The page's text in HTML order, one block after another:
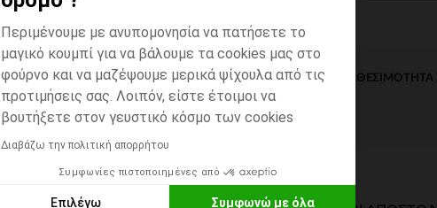
Περιμένουμε με ανυπομονησία να πατήσετε το
μαγικό κουμπί για να βάλουμε τα cookies μας στο
φούρνο και να μαζέψουμε μερικά ψίχουλα από τις
προτιμήσεις σας. Λοιπόν, είστε έτοιμοι να
βουτήξετε στον γευστικό κόσμο των cookies
Διαβάζω την πολιτική απορρήτου
Συμφωνίες πιστοποιημένες από
Επιλέγω Συμφωνώ με όλα
ΆΜΕΣΗ